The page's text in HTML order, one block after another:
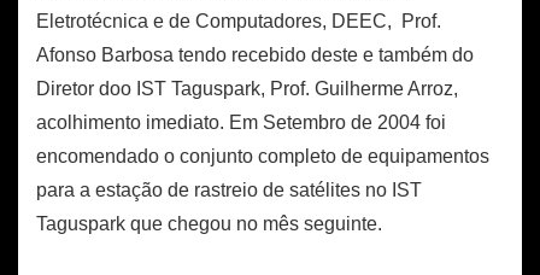
Eletrotécnica e de Computadores, DEEC, Prof.
Afonso Barbosa tendo recebido deste e também do
Diretor doo IST Taguspark, Prof. Guilherme Arroz,
acolhimento imediato. Em Setembro de 2004 foi
encomendado o conjunto completo de equipamentos
para a estação de rastreio de satélites no IST
Taguspark que chegou no mês seguinte.